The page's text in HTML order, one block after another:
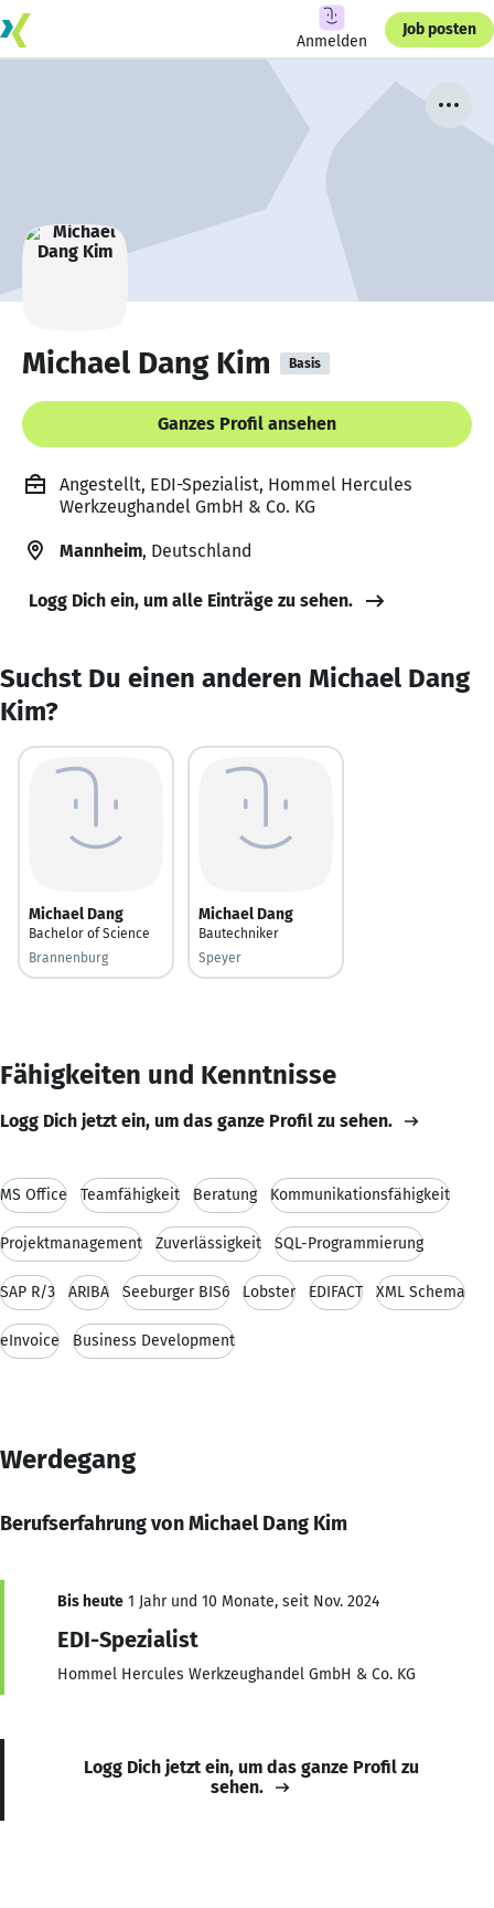
Anmelden
Job posten
Michael Dang Kim Basis
Ganzes Profil ansehen
Angestellt, EDI-Spezialist, Hommel Hercules
Werkzeughandel GmbH & Co. KG
Mannheim, Deutschland
Logg Dich ein, um alle Einträge zu sehen.
Suchst Du einen anderen Michael Dang
Kim?
Michael Dang
Bachelor of Science
Brannenburg
Michael Dang
Bautechniker
Speyer
Fähigkeiten und Kenntnisse
Logg Dich jetzt ein, um das ganze Profil zu sehen.
MS Office Teamfähigkeit Beratung Kommunikationsfähigkeit
Projektmanagement Zuverlässigkeit SQL-Programmierung
SAP R/3 ARIBA Seeburger BIS6 Lobster EDIFACT XML Schema
eInvoice Business Development
Werdegang
Berufserfahrung von Michael Dang Kim
Bis heute 1 Jahr und 10 Monate, seit Nov. 2024
EDI-Spezialist
Hommel Hercules Werkzeughandel GmbH & Co. KG
Logg Dich jetzt ein, um das ganze Profil zu
sehen.